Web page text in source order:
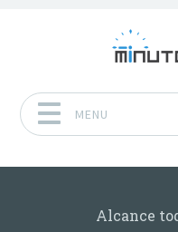
MENU
Alcance